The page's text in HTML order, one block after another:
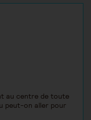
au centre de toute
peut-on aller pour